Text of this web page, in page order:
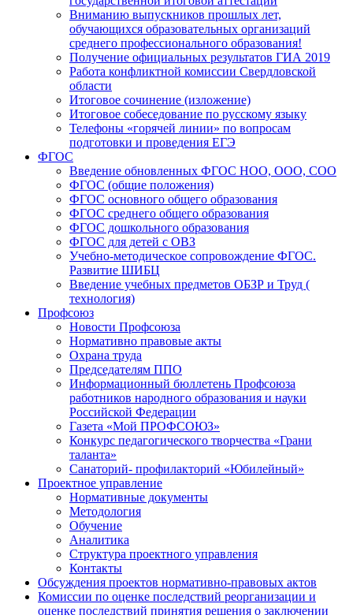
Вниманию выпускников прошлых лет,
обучающихся образовательных организаций
среднего профессионального образования!
Получение официальных результатов ГИА 2019
Работа конфликтной комиссии Свердловской
области
Итоговое сочинение (изложение)
Итоговое собеседование по русскому языку
Телефоны «горячей линии» по вопросам
подготовки и проведения ЕГЭ
ФГОС
Введение обновленных ФГОС НОО, ООО, СОО
ФГОС (общие положения)
ФГОС основного общего образования
ФГОС среднего общего образования
ФГОС дошкольного образования
ФГОС для детей с ОВЗ
Учебно-методическое сопровождение ФГОС.
Развитие ШИБЦ
Введение учебных предметов ОБЗР и Труд (
технология)
Профсоюз
Новости Профсоюза
Нормативно правовые акты
Охрана труда
Председателям ППО
Информационный бюллетень Профсоюза
работников народного образования и науки
Российской Федерации
Газета «Мой ПРОФСОЮЗ»
Конкурс педагогического творчества «Грани
таланта»
Санаторий- профилакторий «Юбилейный»
Проектное управление
Нормативные документы
Методология
Обучение
Аналитика
Структура проектного управления
Контакты
Обсуждения проектов нормативно-правовых актов
Комиссии по оценке последствий реорганизации и
оценке последствий принятия решения о заключении